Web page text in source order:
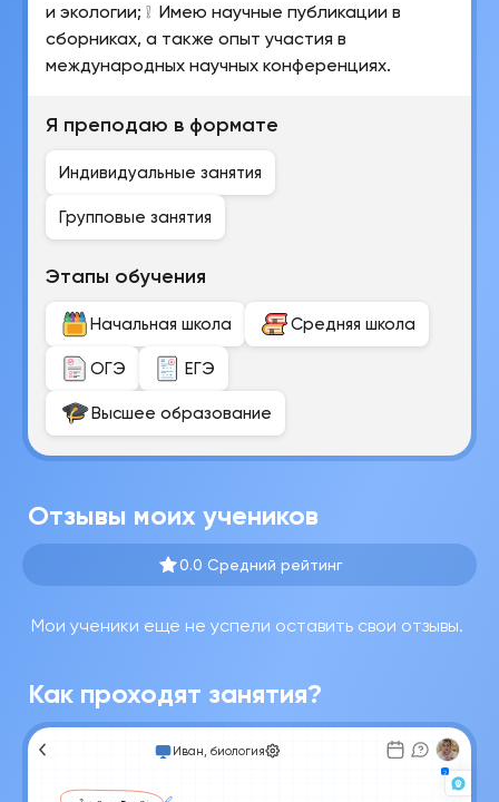
и экологии; ❕ Имею научные публикации в
сборниках, а также опыт участия в
международных научных конференциях.
Я преподаю в формате
Индивидуальные занятия
Групповые занятия
Этапы обучения
Начальная школа Средняя школа
ОГЭ ЕГЭ
Высшее образование
Отзывы моих учеников
0.0 Средний рейтинг
Мои ученики еще не успели оставить свои отзывы.
Как проходят занятия?
Иван, биология